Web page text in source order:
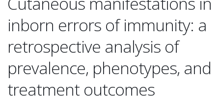
inborn errors of immunity: a
retrospective analysis of
prevalence, phenotypes, and
treatment outcomes